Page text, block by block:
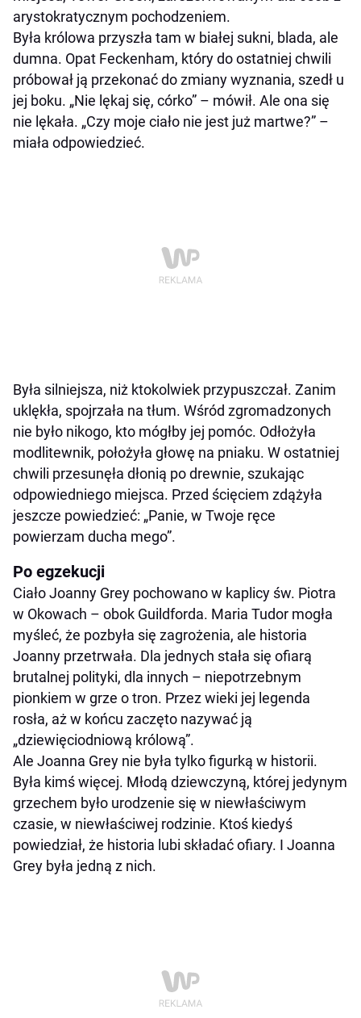
arystokratycznym pochodzeniem.
Była królowa przyszła tam w białej sukni, blada, ale
dumna. Opat Feckenham, który do ostatniej chwili
próbował ją przekonać do zmiany wyznania, szedł u
jej boku. „Nie lękaj się, córko” – mówił. Ale ona się
nie lękała. „Czy moje ciało nie jest już martwe?” –
miała odpowiedzieć.
Była silniejsza, niż ktokolwiek przypuszczał. Zanim
uklękła, spojrzała na tłum. Wśród zgromadzonych
nie było nikogo, kto mógłby jej pomóc. Odłożyła
modlitewnik, położyła głowę na pniaku. W ostatniej
chwili przesunęła dłonią po drewnie, szukając
odpowiedniego miejsca. Przed ścięciem zdążyła
jeszcze powiedzieć: „Panie, w Twoje ręce
powierzam ducha mego”.
Po egzekucji
Ciało Joanny Grey pochowano w kaplicy św. Piotra
w Okowach – obok Guildforda. Maria Tudor mogła
myśleć, że pozbyła się zagrożenia, ale historia
Joanny przetrwała. Dla jednych stała się ofiarą
brutalnej polityki, dla innych – niepotrzebnym
pionkiem w grze o tron. Przez wieki jej legenda
rosła, aż w końcu zaczęto nazywać ją
„dziewięciodniową królową”.
Ale Joanna Grey nie była tylko figurką w historii.
Była kimś więcej. Młodą dziewczyną, której jedynym
grzechem było urodzenie się w niewłaściwym
czasie, w niewłaściwej rodzinie. Ktoś kiedyś
powiedział, że historia lubi składać ofiary. I Joanna
Grey była jedną z nich.